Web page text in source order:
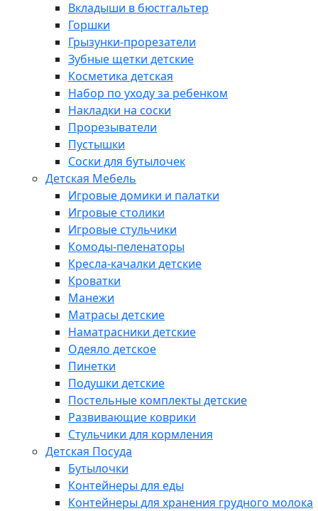
Вкладыши в бюстгальтер
Горшки
Грызунки-прорезатели
Зубные щетки детские
Косметика детская
Набор по уходу за ребенком
Накладки на соски
Прорезыватели
Пустышки
Соски для бутылочек
Детская Мебель
Игровые домики и палатки
Игровые столики
Игровые стульчики
Комоды-пеленаторы
Кресла-качалки детские
Кроватки
Манежи
Матрасы детские
Наматрасники детские
Одеяло детское
Пинетки
Подушки детские
Постельные комплекты детские
Развивающие коврики
Стульчики для кормления
Детская Посуда
Бутылочки
Контейнеры для еды
Контейнеры для хранения грудного молока